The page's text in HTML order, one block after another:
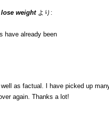
weight より:
have already been
as factual. I have picked up
again. Thanks a lot!